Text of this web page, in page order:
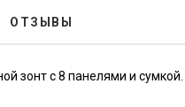
ОТЗЫВЫ
зонт с 8 панелями и сумкой.